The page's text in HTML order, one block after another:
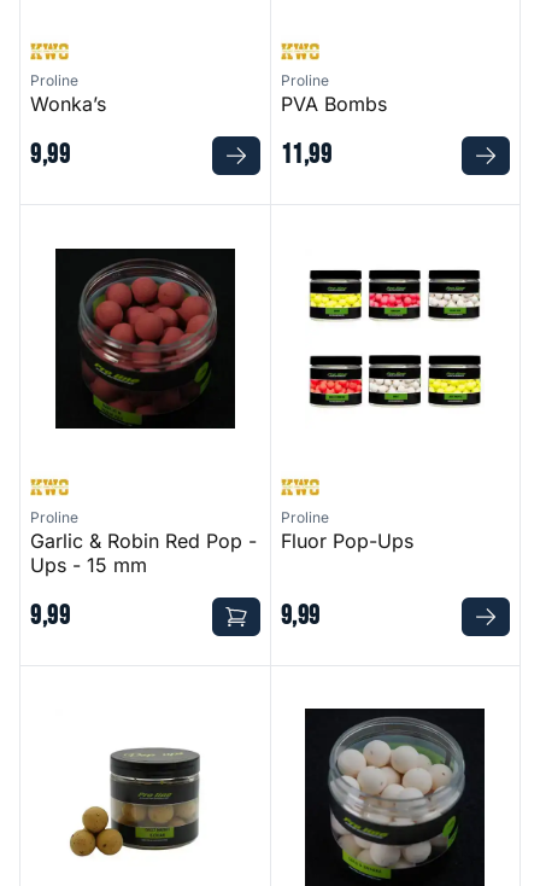
Proline
Wonka’s
9,99
Proline
PVA Bombs
11,99
Proline
Garlic & Robin Red Pop -
Ups - 15 mm
9,99
Proline
Fluor Pop-Ups
9,99